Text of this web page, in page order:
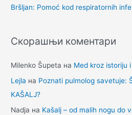
:Bršljan: Pomoć kod respiratornih
Скорашњи коментари
Milenko Šupeta на Med kroz istoriju
Lejla на Poznati pulmolog savetuje:
KAŠALJ?
Nadja на Kašalj – od malih nogu do